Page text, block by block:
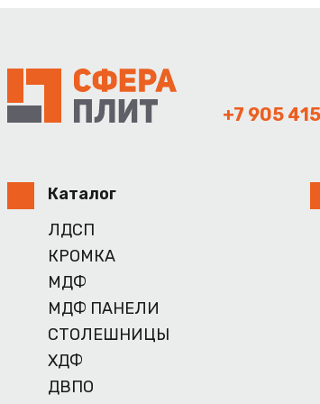
+7 905
Каталог
ЛДСП
КРОМКА
МДФ
МДФ ПАНЕЛИ
СТОЛЕШНИЦЫ
ХДФ
ДВПО